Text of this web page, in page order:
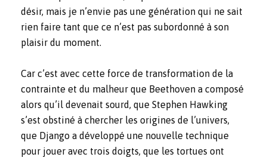
désir, mais je n’envie pas une génération qui ne sait
rien faire tant que ce n’est pas subordonné à son
plaisir du moment.
Car c’est avec cette force de transformation de la
contrainte et du malheur que Beethoven a composé
alors qu’il devenait sourd, que Stephen Hawking
s’est obstiné à chercher les origines de l’univers,
que Django a développé une nouvelle technique
pour jouer avec trois doigts, que les tortues ont